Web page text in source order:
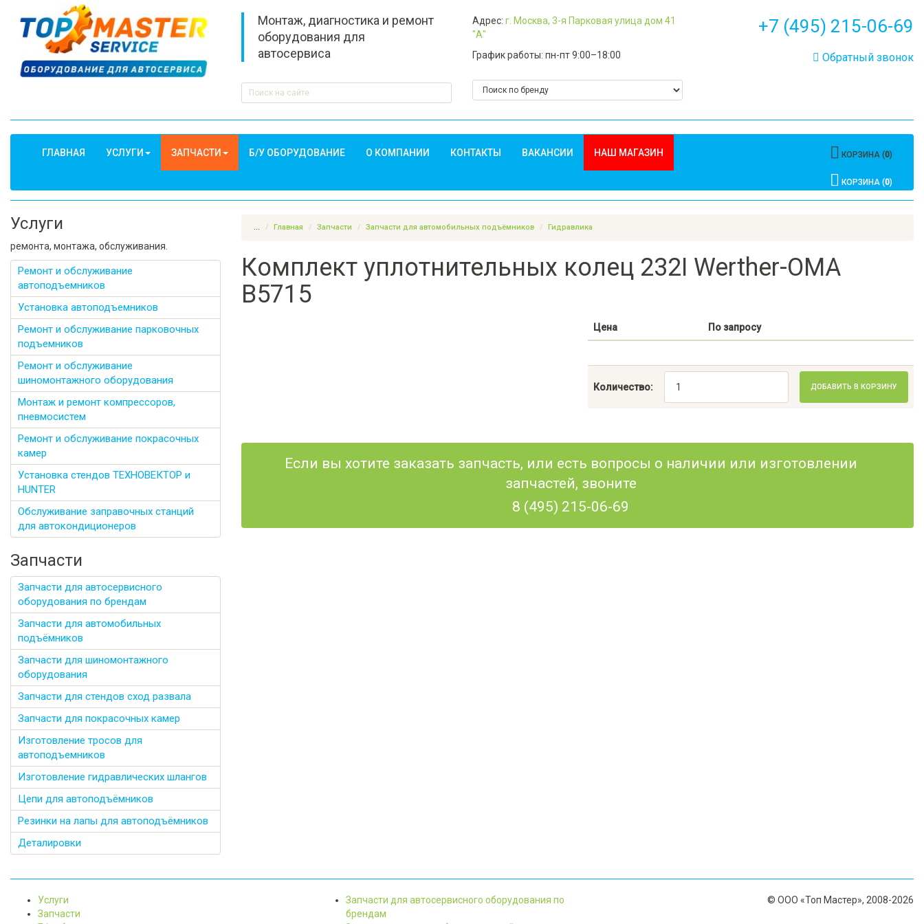
Монтаж, диагностика и ремонт
оборудования для
автосервиса
Адрес: г. Москва, 3-я Парковая улица дом 41
"А"
График работы: пн-пт 9:00–18:00
+7 (495) 215-06-69
Обратный звонок
ГЛАВНАЯ УСЛУГИ ЗАПЧАСТИ Б/У ОБОРУДОВАНИЕ О КОМПАНИИ КОНТАКТЫ ВАКАНСИИ НАШ МАГАЗИН КОРЗИНА (0)
КОРЗИНА (0)
Услуги
ремонта, монтажа, обслуживания.
Ремонт и обслуживание
автоподъемников
Установка автоподъемников
Ремонт и обслуживание парковочных
подъемников
Ремонт и обслуживание
шиномонтажного оборудования
Монтаж и ремонт компрессоров,
пневмосистем
Ремонт и обслуживание покрасочных
камер
Установка стендов ТЕХНОВЕКТОР и
HUNTER
Обслуживание заправочных станций
для автокондиционеров
Запчасти
Запчасти для автосервисного
оборудования по брендам
Запчасти для автомобильных
подъёмников
Запчасти для шиномонтажного
оборудования
Запчасти для стендов сход развала
Запчасти для покрасочных камер
Изготовление тросов для
автоподъемников
Изготовление гидравлических шлангов
Цепи для автоподъёмников
Резинки на лапы для автоподъёмников
Деталировки
... Главная Запчасти Запчасти для автомобильных подъёмников Гидравлика
Комплект уплотнительных колец 232I Werther-OMA
B5715
Цена По запросу
Количество: ДОБАВИТЬ В КОРЗИНУ
Если вы хотите заказать запчасть, или есть вопросы о наличии или изготовлении
запчастей, звоните
8 (495) 215-06-69
Услуги
Запчасти
Запчасти для автосервисного оборудования по
брендам
© ООО «Топ Мастер», 2008-2026